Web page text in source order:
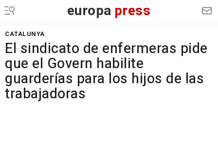
europa press
CATALUNYA
El sindicato de enfermeras pide
que el Govern habilite
guarderías para los hijos de las
trabajadoras